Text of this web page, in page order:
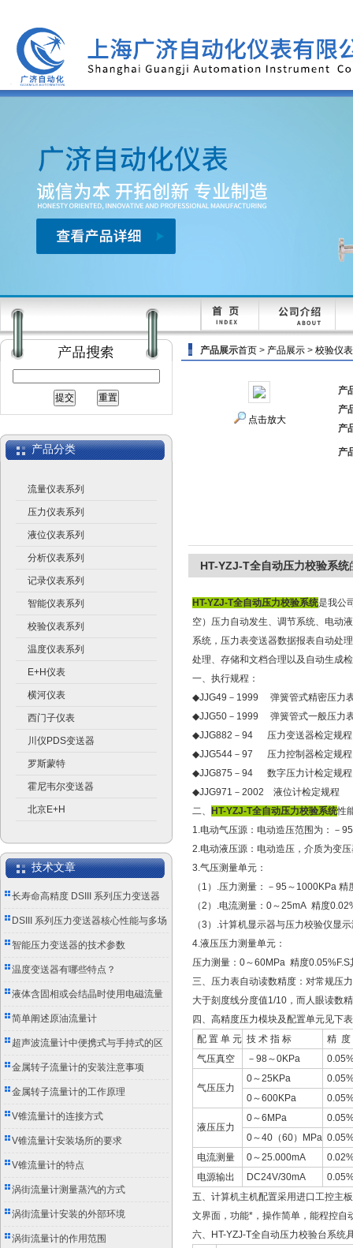
产品分类
流量仪表系列
压力仪表系列
液位仪表系列
分析仪表系列
记录仪表系列
智能仪表系列
校验仪表系列
温度仪表系列
E+H仪表
横河仪表
西门子仪表
川仪PDS变送器
罗斯蒙特
霍尼韦尔变送器
北京E+H
技术文章
长寿命高精度 DSIII 系列压力变送器
成工业测控优选
DSIII 系列压力变送器核心性能与多场
景应用实践
智能压力变送器的技术参数
温度变送器有哪些特点？
液体含固相或会结晶时使用电磁流量
计的注意事项
简单阐述原油流量计
超声波流量计中便携式与手持式的区
别
金属转子流量计的安装注意事项
金属转子流量计的工作原理
V锥流量计的连接方式
V锥流量计安装场所的要求
V锥流量计的特点
涡街流量计测量蒸汽的方式
涡街流量计安装的外部环境
涡街流量计的作用范围
产品展示首页 > 产品展示 > 校验仪
点击放大
产
产
产
产
HT-YZJ-T全自动压力校验系统
HT-YZJ-T全自动压力校验系统是我公
空）压力自动发生、调节系统、电动
系统，压力表变送器数据报表自动处
处理、存储和文档合理以及自动生成
一、执行规程：
◆JJG49－1999 弹簧管式精密压力
◆JJG50－1999 弹簧管式一般压力
◆JJG882－94 压力变送器检定规程
◆JJG544－97 压力控制器检定规程
◆JJG875－94 数字压力计检定规程
◆JJG971－2002 液位计检定规程
二、
HT-YZJ-T全自动压力校验系统性
1.电动气压源：电动造压范围为：－
2.电动液压源：电动造压，介质为变
3.气压测量单元：
（1）.压力测量：－95～1000KPa
（2）.电流测量：0～25mA 精度
（3）.计算机显示器与压力校验仪显
4.液压压力测量单元：
压力测量：0～60MPa 精度
三、压力表自动读数精度：对常规压
大于刻度线分度值1/10，而人眼读数
四、高精度压力模块及配置单元见下
配 置 单 元 技 术 指 标
精 度
气压真空
－98～0KPa
气压压力
0～25KPa
0～600KPa
液压压力
0～6MPa
0～40（60）MPa
电流测量
0～25.000mA
电源输出
DC24V/30mA
五、计算机主机配置采用进口工控主
文界面，功能*，操作简单，能程控自
六、HT-YZJ-T全自动压力校验台系统